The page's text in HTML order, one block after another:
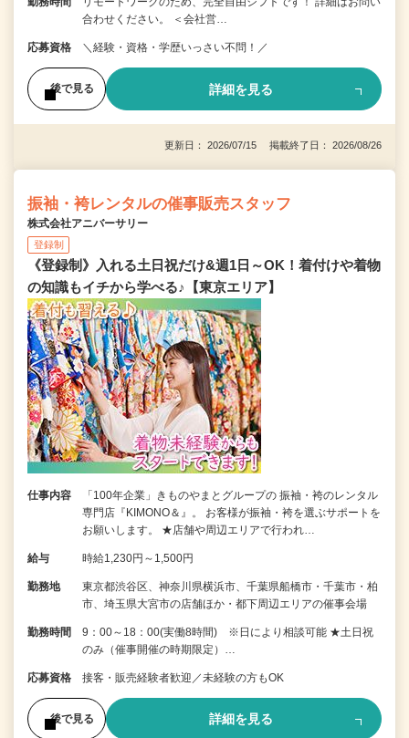
合わせください。 ＜会社営…
応募資格 ＼経験・資格・学歴いっさい不問！／
後で見る 詳細を見る
更新日： 2026/07/15 掲載終了日： 2026/08/26
振袖・袴レンタルの催事販売スタッフ
株式会社アニバーサリー
登録制
《登録制》入れる土日祝だけ&週1日～OK！着付けや着物
の知識もイチから学べる♪【東京エリア】
仕事内容
「100年企業」きものやまとグループの 振袖・袴のレンタル
専門店『KIMONO＆』。 お客様が振袖・袴を選ぶサポートを
お願いします。 ★店舗や周辺エリアで行われ…
給与 時給1,230円～1,500円
勤務地
東京都渋谷区、神奈川県横浜市、千葉県船橋市・千葉市・柏
市、埼玉県大宮市の店舗ほか・都下周辺エリアの催事会場
勤務時間
9：00～18：00(実働8時間) ※日により相談可能 ★土日祝
のみ（催事開催の時期限定）…
応募資格 接客・販売経験者歓迎／未経験の方もOK
後で見る 詳細を見る